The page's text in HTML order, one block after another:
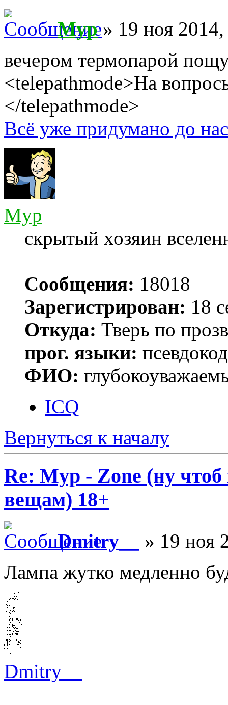
Myp» 19 ноя
вечером термопарой
<telepathmode>На
</telepathmode>
Всё уже придумано до
Myp
скрытый хозяин
Сообщения: 18018
Зарегистрирован: 18
Откуда: Тверь по
прог. языки:
ФИО:
ICQ
Вернуться к началу
Re: Myp - Zone (ну
вещам) 18+
Dmitry__
» 19 ноя
Лампа жутко медленно
Dmitry__